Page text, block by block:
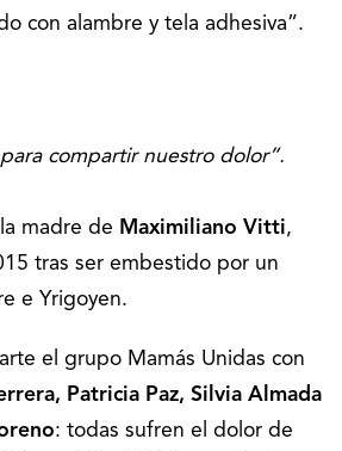
con alambre y tela adhesiva”.
compartir nuestro dolor”.
madre de Maximiliano Vitti,
tras ser embestido por un
e Yrigoyen.
el grupo Mamás Unidas con
Patricia Paz, Silvia Almada
: todas sufren el dolor de